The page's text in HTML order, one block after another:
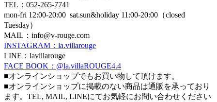
TEL：052-265-7741
mon-fri 12:00-20:00 sat.sun&holiday 11:00-20:00（closed
Tuesday）
MAIL：info@v-rouge.com
INSTAGRAM：la.villarouge
LINE：lavillarouge
FACE BOOK：@la.villaROUGE4.4
■オンラインショップでもお買い物して頂けます。
■オンラインショップに掲載のない商品は通販を承っており
ます。TEL, MAIL, LINEにてお気軽にお問い合わせください